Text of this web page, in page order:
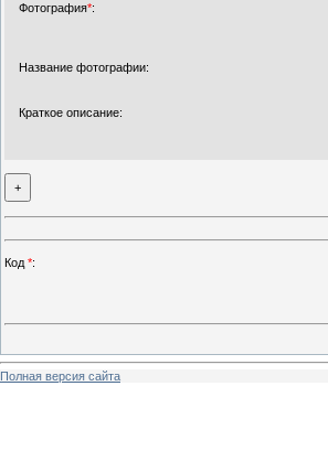
Фотография*:
Название фотографии:
Краткое описание:
Код *:
Полная версия сайта